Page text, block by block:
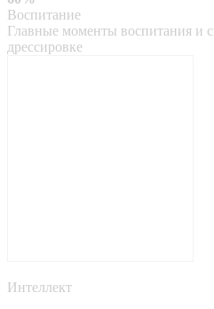
Воспитание
Главные моменты воспитания и
дрессировке
Интеллект